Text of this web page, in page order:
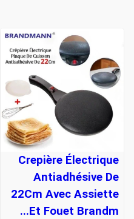
Crepière Électrique
Antiadhésive De
22Cm Avec Assiette
Et Fouet Brandm...